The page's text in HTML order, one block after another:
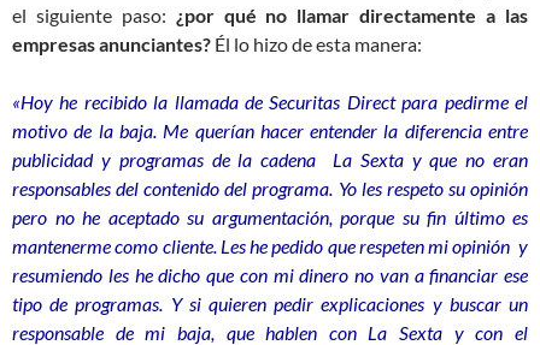
el siguiente paso: ¿por qué no llamar directamente a las
empresas anunciantes? Él lo hizo de esta manera:
«Hoy he recibido la llamada de Securitas Direct para pedirme el
motivo de la baja. Me querían hacer entender la diferencia entre
publicidad y programas de la cadena La Sexta y que no eran
responsables del contenido del programa. Yo les respeto su opinión
pero no he aceptado su argumentación, porque su fin último es
mantenerme como cliente. Les he pedido que respeten mi opinión y
resumiendo les he dicho que con mi dinero no van a financiar ese
tipo de programas. Y si quieren pedir explicaciones y buscar un
responsable de mi baja, que hablen con La Sexta y con el